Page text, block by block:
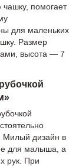
помогает
для маленьких
Размер
высота — 7
Милый дизайн в
для малыша, а
рук. При